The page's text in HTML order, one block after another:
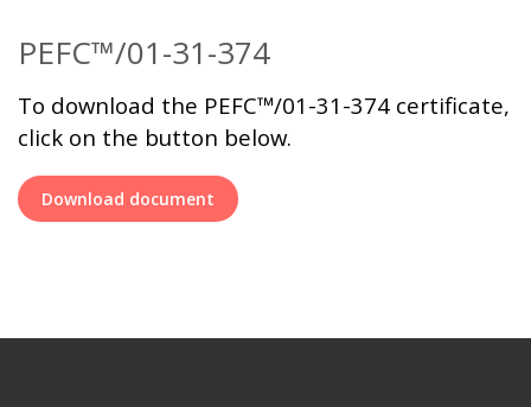
PEFC™/01-31-374
To download the PEFC™/01-31-374 certificate,
click on the button below.
Download document